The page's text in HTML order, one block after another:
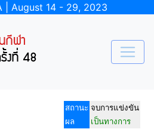
| August 14 - 29, 2023
สถานะ จบการแข่งขัน
ผล
เป็นทางการ